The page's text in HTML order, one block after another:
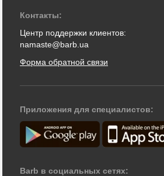
Контакты:
Центр поддержки клиентов:
namaste@barb.ua
Форма обратной связи
Приложения для специалистов:
Barb в социальных сетях: